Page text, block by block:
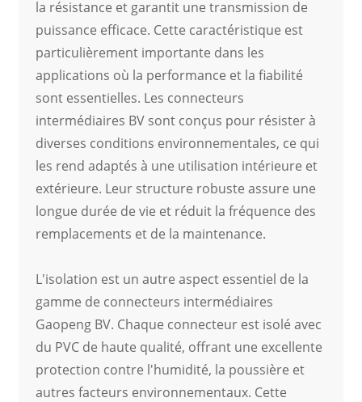
la résistance et garantit une transmission de
puissance efficace. Cette caractéristique est
particulièrement importante dans les
applications où la performance et la fiabilité
sont essentielles. Les connecteurs
intermédiaires BV sont conçus pour résister à
diverses conditions environnementales, ce qui
les rend adaptés à une utilisation intérieure et
extérieure. Leur structure robuste assure une
longue durée de vie et réduit la fréquence des
remplacements et de la maintenance.
L'isolation est un autre aspect essentiel de la
gamme de connecteurs intermédiaires
Gaopeng BV. Chaque connecteur est isolé avec
du PVC de haute qualité, offrant une excellente
protection contre l'humidité, la poussière et
autres facteurs environnementaux. Cette